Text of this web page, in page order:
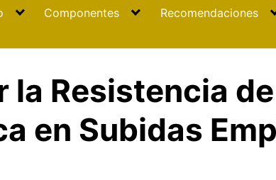
Componentes Recomendaciones
la Resistencia
en Subidas